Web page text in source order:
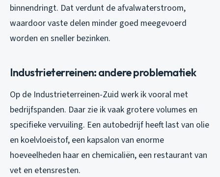
binnendringt. Dat verdunt de afvalwaterstroom,
waardoor vaste delen minder goed meegevoerd
worden en sneller bezinken.
Industrieterreinen: andere problematiek
Op de Industrieterreinen-Zuid werk ik vooral met
bedrijfspanden. Daar zie ik vaak grotere volumes en
specifieke vervuiling. Een autobedrijf heeft last van olie
en koelvloeistof, een kapsalon van enorme
hoeveelheden haar en chemicaliën, een restaurant van
vet en etensresten.